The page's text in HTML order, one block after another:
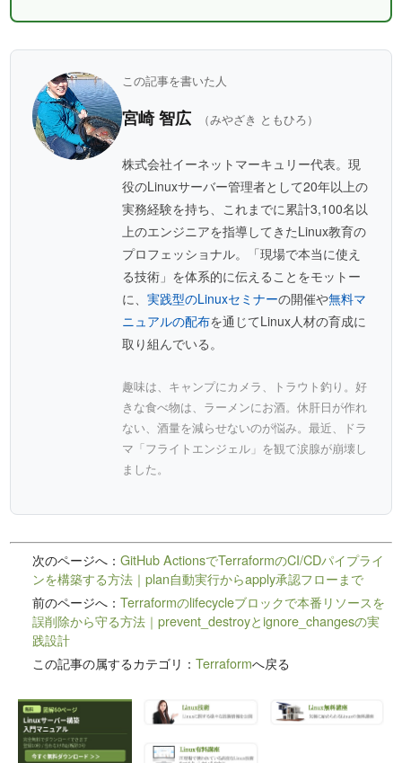
この記事を書いた人
宮崎 智広 （みやざき ともひろ）
株式会社イーネットマーキュリー代表。現
役のLinuxサーバー管理者として20年以上の
実務経験を持ち、これまでに累計3,100名以
上のエンジニアを指導してきたLinux教育の
プロフェッショナル。「現場で本当に使え
る技術」を体系的に伝えることをモットー
に、実践型のLinuxセミナーの開催や無料マ
ニュアルの配布を通じてLinux人材の育成に
取り組んでいる。
趣味は、キャンプにカメラ、トラウト釣り。好
きな食べ物は、ラーメンにお酒。休肝日が作れ
ない、酒量を減らせないのが悩み。最近、ドラ
マ「フライトエンジェル」を観て涙腺が崩壊し
ました。
次のページへ：GitHub ActionsでTerraformのCI/CDパイプライ
ンを構築する方法｜plan自動実行からapply承認フローまで
前のページへ：Terraformのlifecycleブロックで本番リソースを
誤削除から守る方法｜prevent_destroyとignore_changesの実
践設計
この記事の属するカテゴリ：Terraformへ戻る